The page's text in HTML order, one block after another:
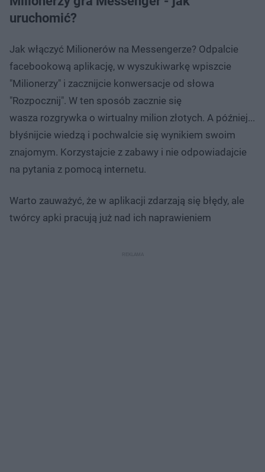
uruchomić?
Jak włączyć Milionerów na Messengerze? Odpalcie
facebookową aplikację, w wyszukiwarkę wpiszcie
"Milionerzy" i zacznijcie konwersacje od słowa
"Rozpocznij". W ten sposób zacznie się
wasza rozgrywka o wirtualny milion złotych. A później...
błyśnijcie wiedzą i pochwalcie się wynikiem swoim
znajomym. Korzystajcie z zabawy i nie odpowiadajcie
na pytania z pomocą internetu.
Warto zauważyć, że w aplikacji zdarzają się błędy, ale
twórcy apki pracują już nad ich naprawieniem